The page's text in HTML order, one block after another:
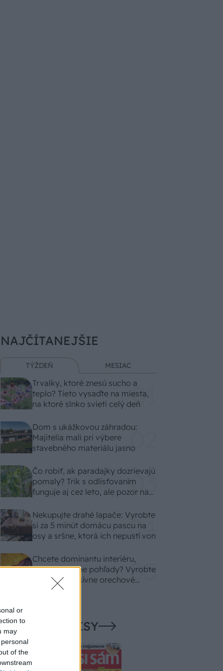
or
to
may
of the
NAJČÍTANEJŠIE
TÝŽDEŇ MESIAC
Trvalky, ktoré znesú sucho a
teplo? Tieto vysaďte na miesta,
na ktoré slnko svieti celý deň
Dom s ukážkovou záhradou:
Majitelia mali pri výbere
stavebného materiálu jasno
Čo robiť, ak paradajky dozrievajú
pomaly? Trik s odlisťovaním
funguje aj cez leto, ale pozor na
Nekupujte drahé lapače: Vyrobte
si za 5 minút domácu pascu na
osy a sršne, ktorá ich nepustí von
Chcete dominantu interiéru,
ktorá pritiahne pohľady? Vyrobte
si takéto masívne orechové
svietidlo
NAŠE ČASOPISY